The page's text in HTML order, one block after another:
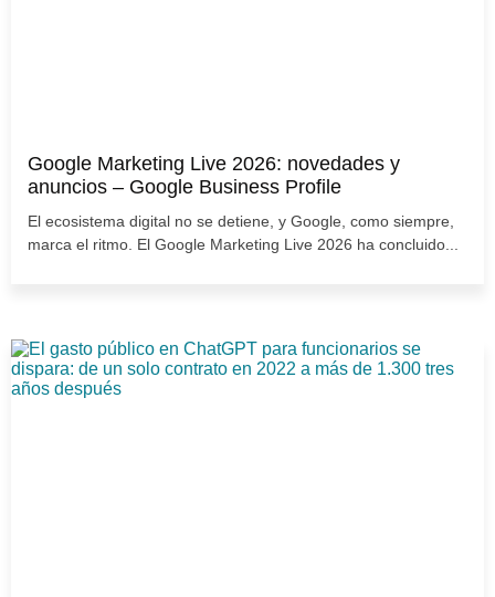
Google Marketing Live 2026: novedades y
anuncios – Google Business Profile
El ecosistema digital no se detiene, y Google, como siempre,
marca el ritmo. El Google Marketing Live 2026 ha concluido...